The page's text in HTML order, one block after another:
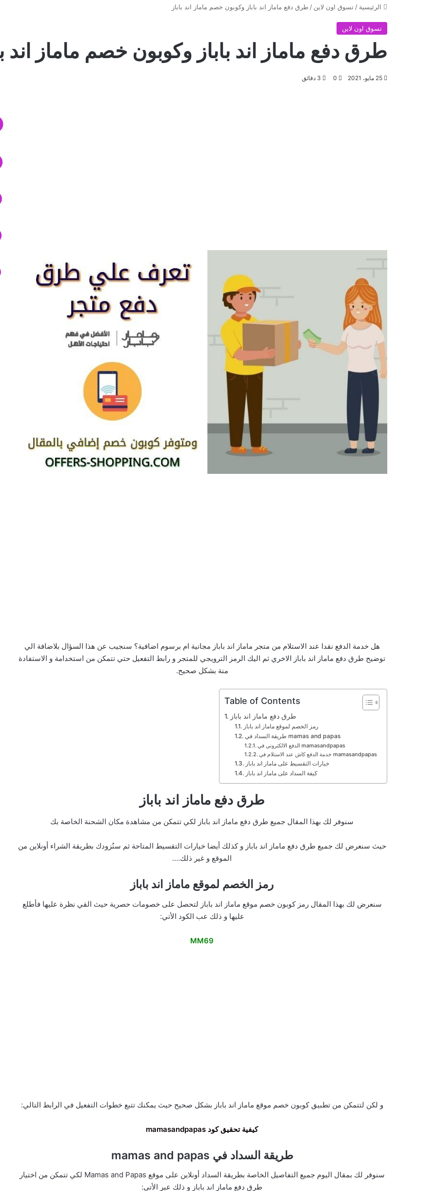
الرئيسية / تسوق اون لاين / طرق دفع ماماز اند باباز وكوبون خصم ماماز اند باباز
تسوق اون لاين
طرق دفع ماماز اند باباز وكوبون خصم ماماز اند
25 مايو، 2021 0
هل خدمة الدفع نقدا عند الاستلام من متجر ماماز اند باباز مجانية ام برسوم اضافية؟ سنجيب عن هذا السؤال بلاضافة الي
توضيح طرق دفع ماماز اند باباز الاخري ثم اليك الرمز الترويجي للمتجر و رابط التفعيل حتي تتمكن من استخدامة و الاستفادة
منة بشكل صحيح.
Table of Contents
طرق دفع ماماز اند باباز
رمز الخصم لموقع ماماز اند باباز
طريقة السداد في mamas and papas
الدفع الالكتروني في mamasandpapas
خدمة الدفع كاش عند الاستلام في mamasandpapas
خيارات التقسيط على ماماز اند باباز
كيفة السداد على ماماز اند باباز
طرق دفع ماماز اند باباز
سنوفر لك بهذا المقال جميع طرق دفع ماماز اند باباز لكي تتمكن من مشاهدة مكان الشحنة الخاصة بك
حيث سنعرض لك جميع طرق دفع ماماز اند باباز و كذلك أيضا خيارات التقسيط المتاحة ثم سنُزودك بطريقة الشراء أونلاين من
الموقع و غير ذلك….
رمز الخصم لموقع ماماز اند باباز
سنعرض لك بهذا المقال رمز كوبون خصم موقع ماماز اند باباز لتحصل على خصومات حصرية حيث القي نظرة عليها فأطلع
عليها و ذلك عب الكود الأتي:
MM69
و لكن لتتمكن من تطبيق كوبون خصم موقع ماماز اند باباز بشكل صحيح حيث يمكنك تتبع خطوات التفعيل في الرابط التالي:
كيفية تحقيق كود mamasandpapas
طريقة السداد في mamas and papas
سنوفر لك بمقال اليوم جميع التفاصيل الخاصة بطريقة السداد أونلاين على موقع Mamas and Papas لكي تتمكن من اختيار
طرق دفع ماماز اند باباز و ذلك عبر الأتي: